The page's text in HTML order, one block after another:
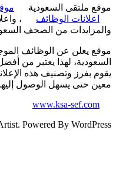
ملتقى السعودية موقع
الوظائف
،
من الصحف
يعلن عن الوظائف
لهذا يعتبر من أفضل
بفرز وتصنيف هذه
حتى يسهل الوصول إليها.
www.ksa-
Artist. Powered By